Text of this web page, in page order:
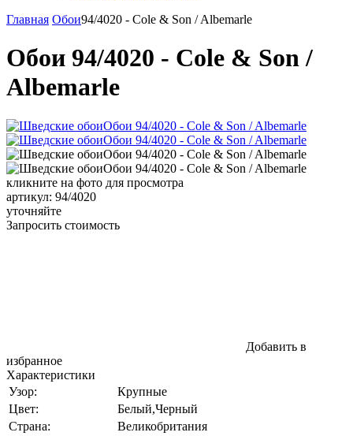
Главная Обои94/4020 - Cole & Son / Albemarle
Обои 94/4020 - Cole & Son /
Albemarle
кликните на фото для просмотра
артикул: 94/4020
уточняйте
Запросить стоимость
Добавить в
избранное
Характеристики
Узор:
Крупные
Цвет:
Белый,Черный
Страна:
Великобритания